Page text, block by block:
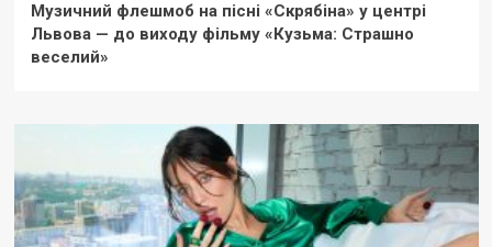
Музичний флешмоб на пісні «Скрябіна» у центрі
Львова — до виходу фільму «Кузьма: Страшно
веселий»